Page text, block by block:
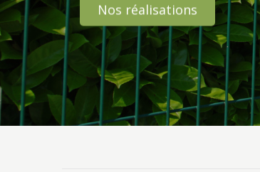
Nos réalisations